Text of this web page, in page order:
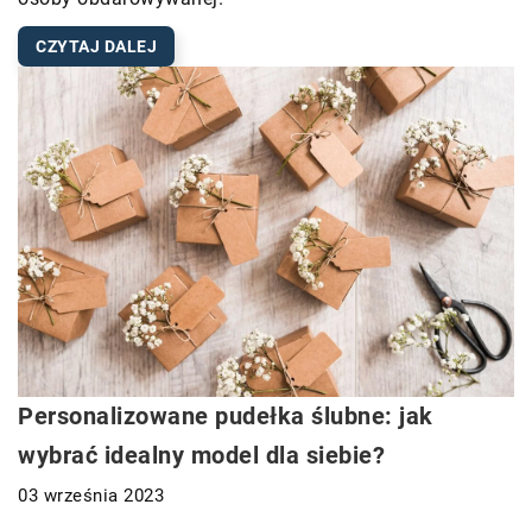
CZYTAJ DALEJ
Personalizowane pudełka ślubne: jak
wybrać idealny model dla siebie?
03 września 2023